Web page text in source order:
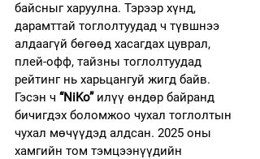
байсныг харуулна. Тэрээр хүнд,
дарамттай тоглолтуудад ч түвшнээ
алдаагүй бөгөөд хасагдах цуврал,
плей-офф, тайзны тоглолтуудад
рейтинг нь харьцангуй жигд байв.
Гэсэн ч “NiKo” илүү өндөр байранд
бичигдэх боломжоо чухал тоглолтын
чухал мөчүүдэд алдсан. 2025 оны
хамгийн том тэмцээнүүдийн